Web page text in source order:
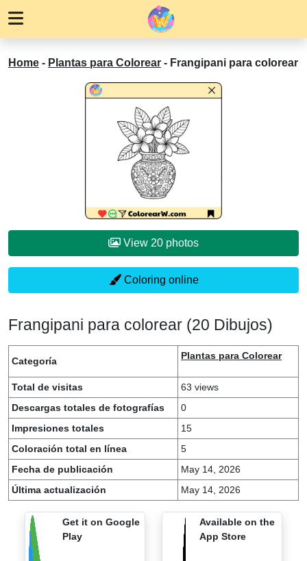
Home - Plantas para Colorear - Frangipani para colorear
View 20 photos
Coloring online
Frangipani para colorear (20 Dibujos)
Categoría Plantas para Colorear
Total de visitas
63 views
Descargas totales de fotografías
0
Impresiones totales
15
Coloración total en línea
5
Fecha de publicación
May 14, 2026
Última actualización
May 14, 2026
Get it on Google
Play
Available on the
App Store